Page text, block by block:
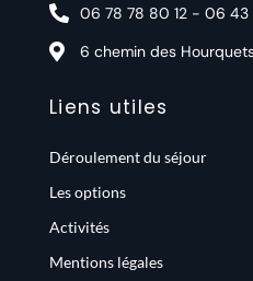
06 78 78 80 12 - 06 43
6 chemin des
Liens utiles
Déroulement du séjour
Les options
Activités
Mentions légales